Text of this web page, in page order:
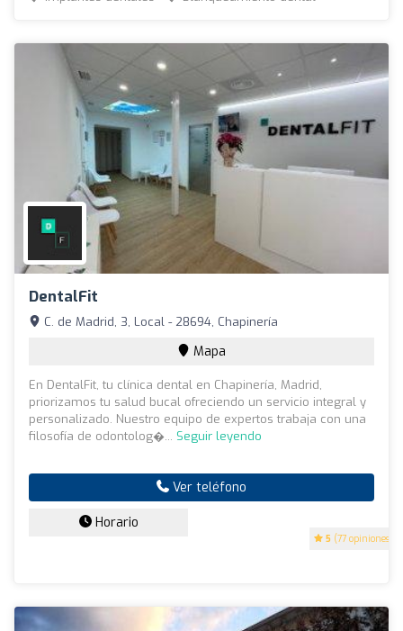
DentalFit
5 (77 opiniones)
C. de Madrid, 3, Local - 28694, Chapinería
Mapa
En DentalFit, tu clínica dental en Chapinería, Madrid,
priorizamos tu salud bucal ofreciendo un servicio integral y
personalizado. Nuestro equipo de expertos trabaja con una
filosofía de odontolog�... Seguir leyendo
Ver teléfono
Horario